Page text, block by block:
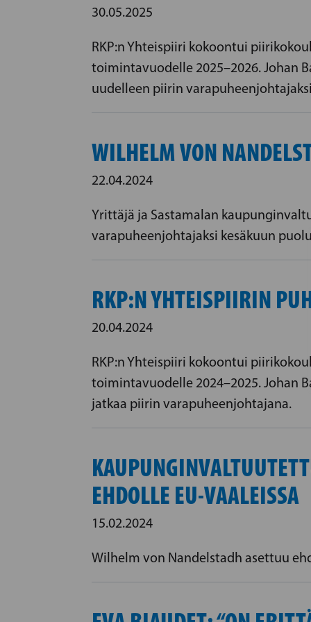
30.05.2025
RKP:n Yhteispiiri kokoontui
toimintavuodelle 2025–2026. Johan
uudelleen piirin
WILHELM VON
22.04.2024
Yrittäjä ja Sastamalan
varapuheenjohtajaksi kesäkuun
RKP:N YHTEISPIIRIN
20.04.2024
RKP:n Yhteispiiri kokoontui
toimintavuodelle 2024–2025. Johan
jatkaa piirin varapuheenjohtajana.
EHDOLLE EU-VAALEISSA
15.02.2024
Wilhelm von Nandelstadh asettuu